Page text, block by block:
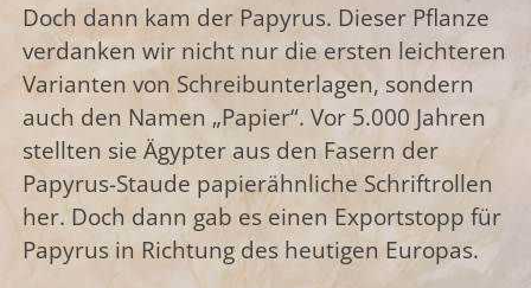
Doch dann kam der Papyrus. Dieser Pflanze
verdanken wir nicht nur die ersten leichteren
Varianten von Schreibunterlagen, sondern
auch den Namen „Papier“. Vor 5.000 Jahren
stellten sie Ägypter aus den Fasern der
Papyrus-Staude papierähnliche Schriftrollen
her. Doch dann gab es einen Exportstopp für
Papyrus in Richtung des heutigen Europas.